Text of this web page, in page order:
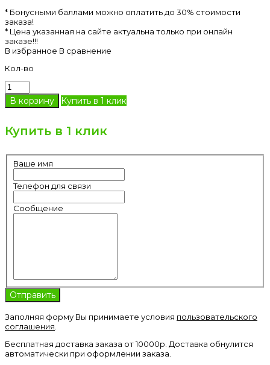
* Бонусными баллами можно оплатить до 30% стоимости
заказа!
* Цена указанная на сайте актуальна только при онлайн
заказе!!!
В избранное В сравнение
Кол-во
Купить в 1 клик
Купить в 1 клик
Ваше имя
Телефон для связи
Сообщение
Заполняя форму Вы принимаете условия пользовательского
соглашения
Бесплатная доставка заказа от 10000р. Доставка обнулится
автоматически при оформлении заказа.